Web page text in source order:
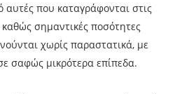
αυτές που καταγράφονται στις
καθώς σημαντικές ποσότητες
χωρίς παραστατικά, με
σαφώς μικρότερα επίπεδα.